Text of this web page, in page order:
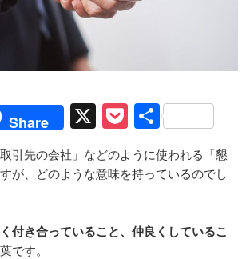
Share X
P
ck
共
取引先の会社」などのように使われる「懇
が、どのような意味を持っているのでし
付き合っていること、仲良くしているこ
です。